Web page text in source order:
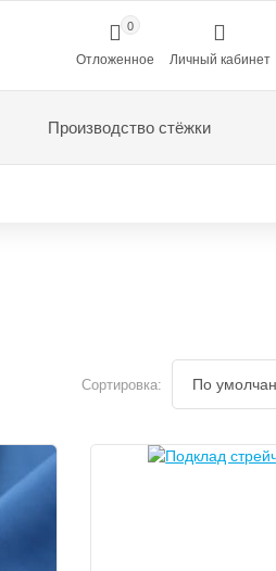
0
Отложенное Личный кабинет
Производство стёжки
Сортировка: